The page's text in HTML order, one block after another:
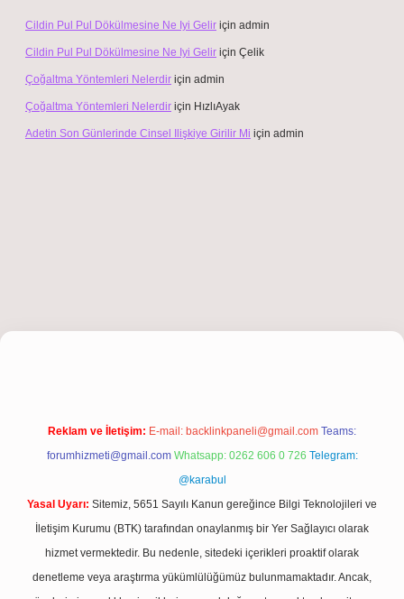
Cildin Pul Pul Dökülmesine Ne Iyi Gelir için admin
Cildin Pul Pul Dökülmesine Ne Iyi Gelir için Çelik
Çoğaltma Yöntemleri Nelerdir için admin
Çoğaltma Yöntemleri Nelerdir için HızlıAyak
Adetin Son Günlerinde Cinsel Ilişkiye Girilir Mi için admin
giriş
Reklam ve İletişim: E-mail: backlinkpaneli@gmail.com Teams:
forumhizmeti@gmail.com Whatsapp: 0262 606 0 726 Telegram:
@karabul
Yasal Uyarı: Sitemiz, 5651 Sayılı Kanun gereğince Bilgi Teknolojileri ve
İletişim Kurumu (BTK) tarafından onaylanmış bir Yer Sağlayıcı olarak
hizmet vermektedir. Bu nedenle, sitedeki içerikleri proaktif olarak
denetleme veya araştırma yükümlülüğümüz bulunmamaktadır. Ancak,